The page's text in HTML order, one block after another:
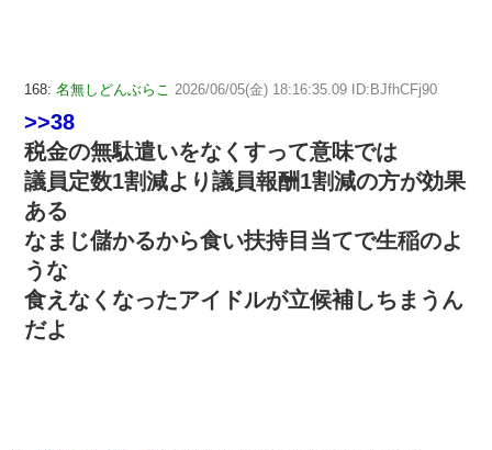
168: 名無しどんぶらこ 2026/06/05(金) 18:16:35.09 ID:BJfhCFj90
>>38
税金の無駄遣いをなくすって意味では
議員定数1割減より議員報酬1割減の方が効果
ある
なまじ儲かるから食い扶持目当てで生稲のよ
うな
食えなくなったアイドルが立候補しちまうん
だよ